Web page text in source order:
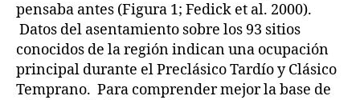
pensaba antes (Figura 1; Fedick et al. 2000).
Datos del asentamiento sobre los 93 sitios
conocidos de la región indican una ocupación
principal durante el Preclásico Tardío y Clásico
Temprano. Para comprender mejor la base de